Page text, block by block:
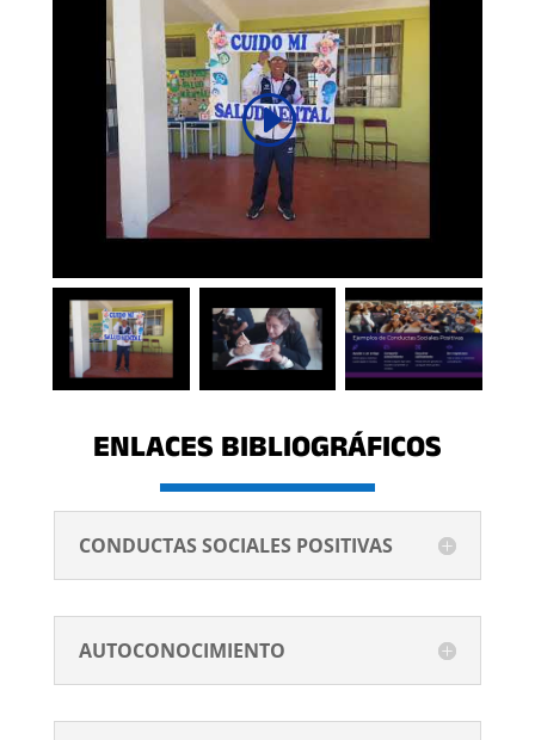
ENLACES BIBLIOGRÁFICOS
CONDUCTAS SOCIALES POSITIVAS
AUTOCONOCIMIENTO